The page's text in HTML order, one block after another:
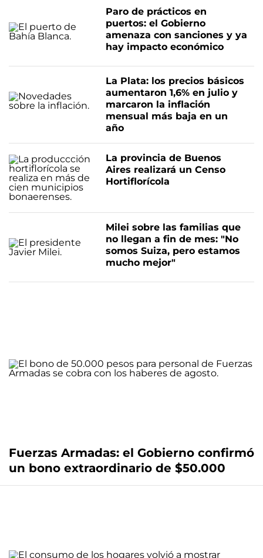
Paro de prácticos en
puertos: el Gobierno
amenaza con sanciones y ya
hay impacto económico
La Plata: los precios básicos
aumentaron 1,6% en julio y
marcaron la inflación
mensual más baja en un
año
La provincia de Buenos
Aires realizará un Censo
Hortiflorícola
Milei sobre las familias que
no llegan a fin de mes: "No
somos Suiza, pero estamos
mucho mejor"
Fuerzas Armadas: el Gobierno confirmó
un bono extraordinario de $50.000